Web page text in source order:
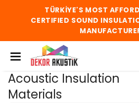
TÜRKİYE'S MOST
CERTIFIED SOUND
Acoustic Insulation
Materials